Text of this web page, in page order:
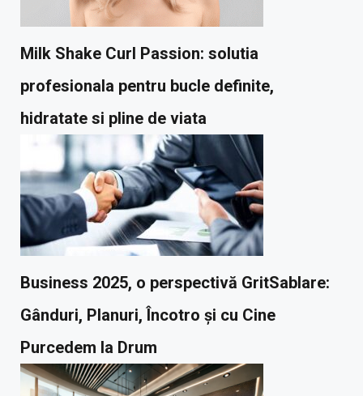
Milk Shake Curl Passion: solutia
profesionala pentru bucle definite,
hidratate si pline de viata
Business 2025, o perspectivă GritSablare:
Gânduri, Planuri, Încotro și cu Cine
Purcedem la Drum